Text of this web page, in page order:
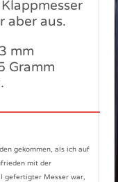
aber aus.
mm
Gramm
gekommen, als ich auf
mit der
gefertigter Messer war,